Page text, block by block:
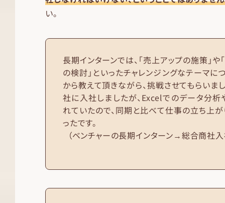
い。
長期インターンでは、「売上アップの施策」や
の検討」といったチャレンジングなテーマに
から教えて頂きながら、挑戦させてもらいま
社に入社しましたが、Excelでのデータ分
れていたので、同期と比べて仕事の立ち上
ったです。
（ベンチャーの長期インターン→総合商社